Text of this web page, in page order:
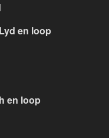
en loop
en loop